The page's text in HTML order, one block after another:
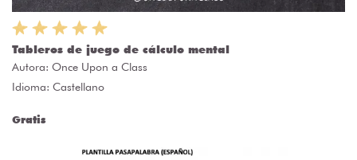
Tableros de juego de cálculo mental
Autora: Once Upon a Class
Idioma: Castellano
Gratis